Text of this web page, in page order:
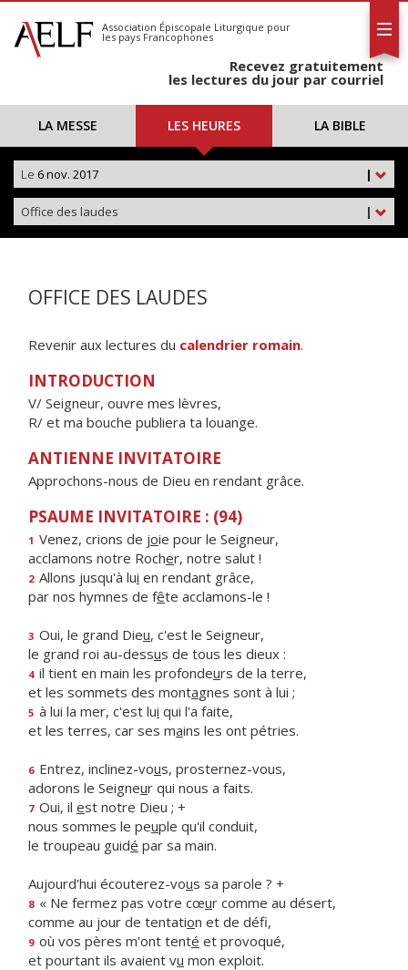
S'abonner
Calendrier
Association Épiscopale Liturgique pour
les pays Francophones
Recevez gratuitement
les lectures du jour par courriel
LA MESSE LES HEURES LA BIBLE
|
Le 6 nov. 2017
|
Office des laudes
OFFICE DES LAUDES
Revenir aux lectures du calendrier romain.
INTRODUCTION
V/ Seigneur, ouvre mes lèvres,
R/ et ma bouche publiera ta louange.
ANTIENNE INVITATOIRE
Approchons-nous de Dieu en rendant grâce.
PSAUME INVITATOIRE : (94)
1 Venez, crions de joie pour le Seigneur,
acclamons notre Rocher, notre salut !
2 Allons jusqu'à lui en rendant grâce,
par nos hymnes de fête acclamons-le !
3 Oui, le grand Dieu, c'est le Seigneur,
le grand roi au-dessus de tous les dieux :
4 il tient en main les profondeurs de la terre,
et les sommets des montagnes sont à lui ;
5 à lui la mer, c'est lui qui l'a faite,
et les terres, car ses mains les ont pétries.
6 Entrez, inclinez-vous, prosternez-vous,
adorons le Seigneur qui nous a faits.
7 Oui, il est notre Dieu ; +
nous sommes le peuple qu'il conduit,
le troupeau guidé par sa main.
Aujourd'hui écouterez-vous sa parole ? +
8 « Ne fermez pas votre cœur comme au désert,
comme au jour de tentation et de défi,
9 où vos pères m'ont tenté et provoqué,
et pourtant ils avaient vu mon exploit.